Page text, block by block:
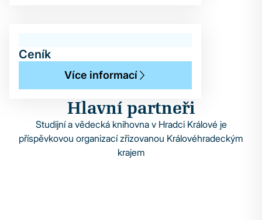
Ceník
Více informací
Hlavní partneři
Studijní a vědecká knihovna v Hradci Králové je
příspěvkovou organizací zřizovanou Královéhradeckým
krajem